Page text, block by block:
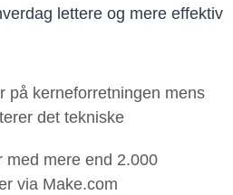
lettere og mere effektiv
på kerneforretningen mens
det tekniske​
med mere end 2.000
via Make.com